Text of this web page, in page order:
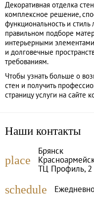
Декоративная отделка
комплексное решение,
функциональность и
правильном подборе
интерьерными
и долговечные
требованиям.
Чтобы узнать больше о
стен и получить
страницу услуги на сайте
Наши контакты
place
Брянск
ТЦ Профиль, 2
schedule